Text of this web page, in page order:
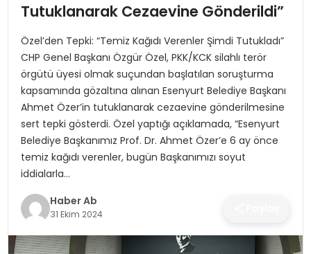
SAĞLIK
MAGAZIN
YAŞAM
Tutuklanarak Cezaevine Gönderildi”
Özel’den Tepki: “Temiz Kağıdı Verenler Şimdi Tutukladı”
CHP Genel Başkanı Özgür Özel, PKK/KCK silahlı terör
örgütü üyesi olmak suçundan başlatılan soruşturma
kapsamında gözaltına alınan Esenyurt Belediye Başkanı
Ahmet Özer’in tutuklanarak cezaevine gönderilmesine
sert tepki gösterdi. Özel yaptığı açıklamada, “Esenyurt
Belediye Başkanımız Prof. Dr. Ahmet Özer’e 6 ay önce
temiz kağıdı verenler, bugün Başkanımızı soyut
iddialarla…
Haber Ab
31 Ekim 2024